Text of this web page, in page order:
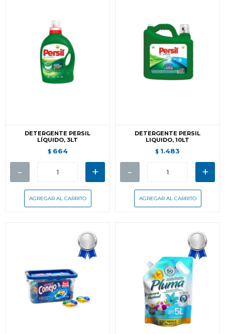
DETERGENTE PERSIL
LÍQUIDO, 3LT
$ 664
- +
DETERGENTE PERSIL
LIQUIDO, 10LT
$ 1.483
- +